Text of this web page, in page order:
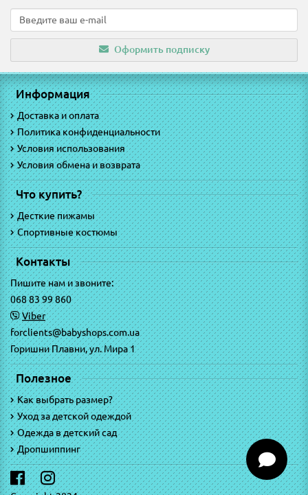
Оформить подписку
Информация
Доставка и оплата
Политика конфиденциальности
Условия использования
Условия обмена и возврата
Что купить?
Десткие пижамы
Спортивные костюмы
Контакты
Пишите нам и звоните:
068 83 99 860
Viber
forclients@babyshops.com.ua
Горишни Плавни, ул. Мира 1
Полезное
Как выбрать размер?
Уход за детской одеждой
Одежда в детский сад
Дропшиппинг